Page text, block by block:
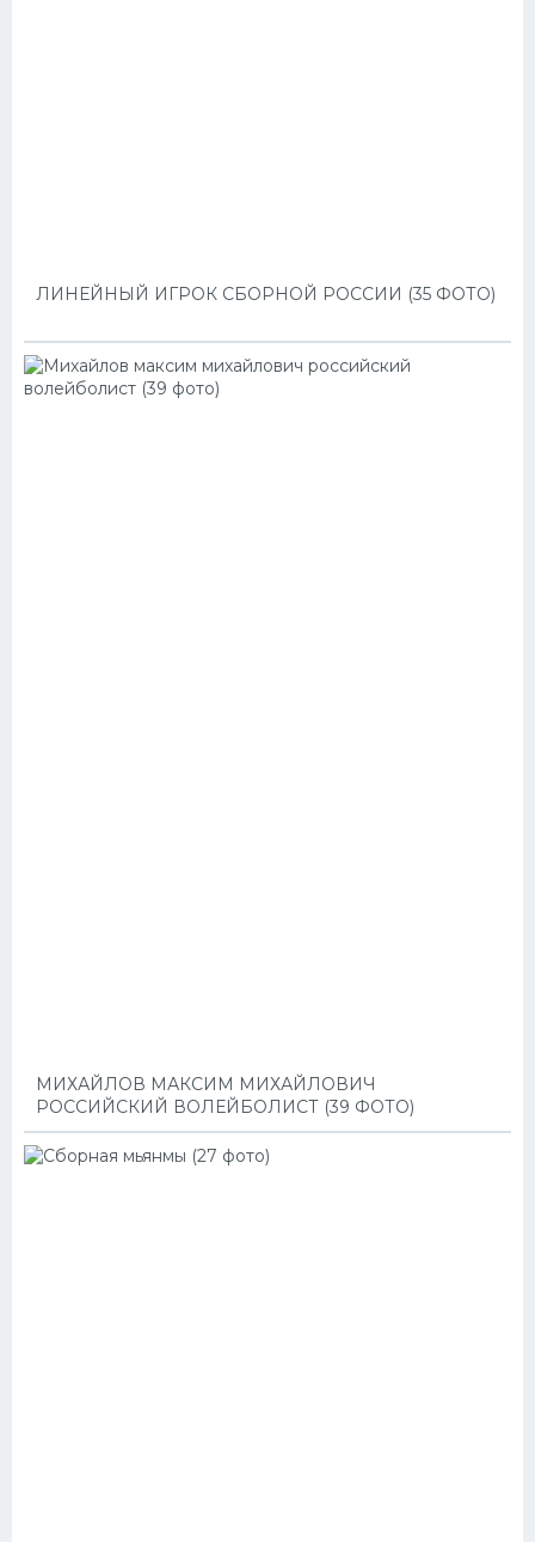
ЛИНЕЙНЫЙ ИГРОК СБОРНОЙ РОССИИ (35 ФОТО)
МИХАЙЛОВ МАКСИМ МИХАЙЛОВИЧ
РОССИЙСКИЙ ВОЛЕЙБОЛИСТ (39 ФОТО)